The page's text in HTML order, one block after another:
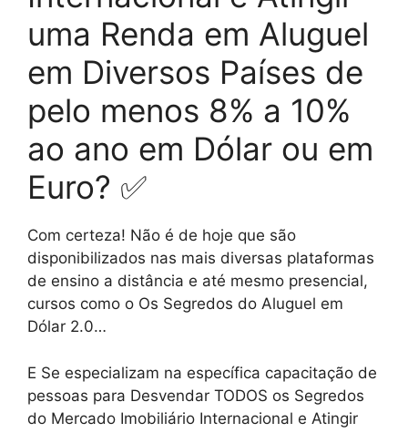
uma Renda em Aluguel
em Diversos Países de
pelo menos 8% a 10%
ao ano em Dólar ou em
Euro? ✅
Com certeza! Não é de hoje que são
disponibilizados nas mais diversas plataformas
de ensino a distância e até mesmo presencial,
cursos como o Os Segredos do Aluguel em
Dólar 2.0…
E Se especializam na específica capacitação de
pessoas para Desvendar TODOS os Segredos
do Mercado Imobiliário Internacional e Atingir